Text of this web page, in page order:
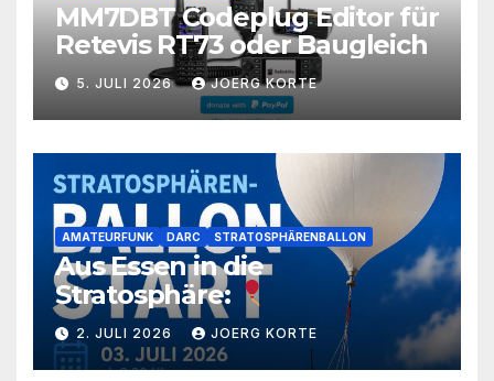
MM7DBT Codeplug Editor für
Retevis RT73 oder Baugleich
5. JULI 2026 JOERG KORTE
AMATEURFUNK DARC STRATOSPHÄRENBALLON
Aus Essen in die
Stratosphäre:
2. JULI 2026 JOERG KORTE